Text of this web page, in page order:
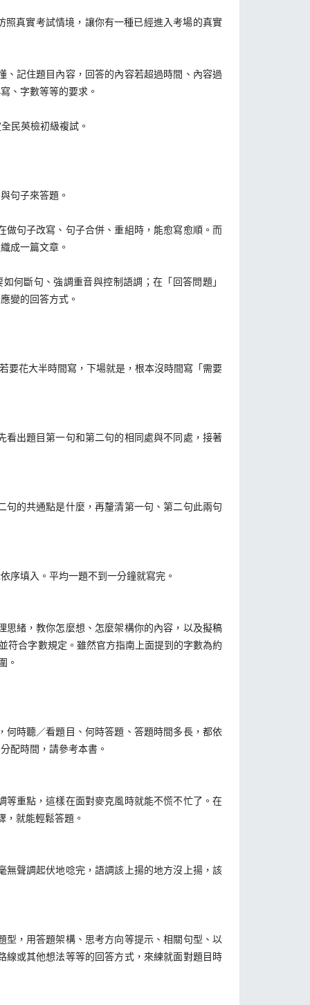
真實考試情境，讓你有一種已經進入考場的真實
記住題目內容，回答的內容若超過時間、內容過
、字數等等的要求。
民英檢初級複試。
句子來答題。
句子改寫、句子合併、重組時，能愈寫愈順。而
成一篇文章。
斷句、強調重音與控制語調；在「回答問題」
變的回答方式。
花大半時間寫，下場就是，根本沒時間寫「需要
出題目第一句和第二句的相同處與不同處，接著
的共通點是什麼，再釐清第一句、第二句此兩句
填入。平均一題不到一分鐘就寫完。
緒，教你怎麼想、怎麼架構你的內容，以及擬稿
符合字數規定。雖然官方指南上面提到的字數為約
。
時聽／看題目、何時答題、答題時間多長，都依
配時間，請參考本書。
重點，這樣在面對麥克風時就能不慌不忙了。在
就能輕鬆答題。
聲調起伏地唸完，語調該上揚的地方沒上揚，該
，用答題架構、思考方向等提示、相關句型、以
或其他想法等等的回答方式，來練就面對題目時